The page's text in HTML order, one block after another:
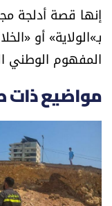
إنها قصة أدلجة
بـ»الولاية» أو
المفهوم الوطني
مواضيع ذات